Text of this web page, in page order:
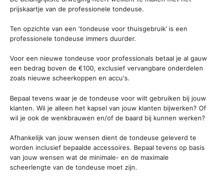
prijskaartje van de professionele tondeuse.
Ten opzichte van een ‘tondeuse voor thuisgebruik’ is een
professionele tondeuse immers duurder.
Voor een nieuwe tondeuse voor professionals betaal je al gauw
een bedrag boven de €100, exclusief vervangbare onderdelen
zoals nieuwe scheerkoppen en accu's.
Bepaal tevens waar je de tondeuse voor wilt gebruiken bij jouw
klanten. Wil je alleen het kapsel van jouw klanten bijwerken? Of
wil je ook de wenkbrauwen en/of de baard bij kunnen werken?
Afhankelijk van jouw wensen dient de tondeuse geleverd te
worden inclusief bepaalde accessoires. Bepaal tevens op basis
van jouw wensen wat de minimale- en de maximale
scheerlengte van de tondeuse moet zijn.